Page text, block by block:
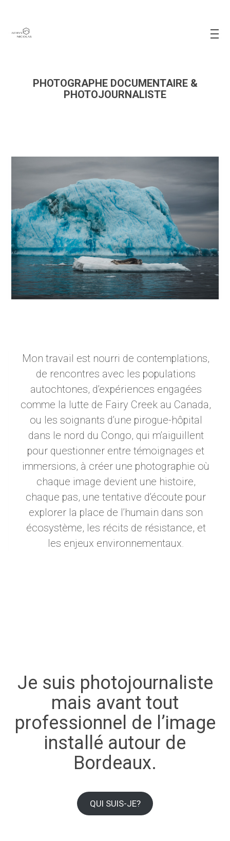
PHOTOGRAPHE DOCUMENTAIRE &
PHOTOJOURNALISTE
Mon travail est nourri de contemplations,
de rencontres avec les populations
autochtones, d’expériences engagées
comme la lutte de Fairy Creek au Canada,
ou les soignants d’une pirogue-hôpital
dans le nord du Congo, qui m’aiguillent
pour questionner entre témoignages et
immersions, à créer une photographie où
chaque image devient une histoire,
chaque pas, une tentative d’écoute pour
explorer la place de l’humain dans son
écosystème, les récits de résistance, et
les enjeux environnementaux.
Je suis photojournaliste
mais avant tout
professionnel de l’image
installé autour de
Bordeaux.
QUI SUIS-JE?